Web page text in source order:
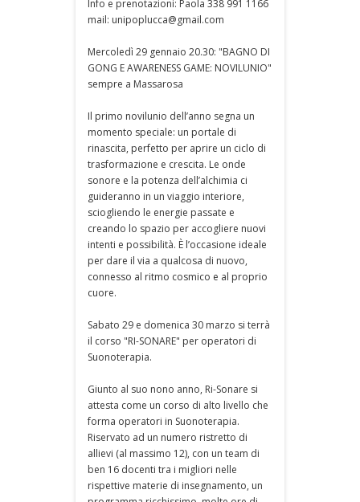
Info e prenotazioni: Paola 338 991 1166
mail: unipoplucca@gmail.com
Mercoledì 29 gennaio 20.30: "BAGNO DI
GONG E AWARENESS GAME: NOVILUNIO"
sempre a Massarosa
Il primo novilunio dell’anno segna un
momento speciale: un portale di
rinascita, perfetto per aprire un ciclo di
trasformazione e crescita. Le onde
sonore e la potenza dell’alchimia ci
guideranno in un viaggio interiore,
sciogliendo le energie passate e
creando lo spazio per accogliere nuovi
intenti e possibilità. È l’occasione ideale
per dare il via a qualcosa di nuovo,
connesso al ritmo cosmico e al proprio
cuore.
Sabato 29 e domenica 30 marzo si terrà
il corso "RI-SONARE" per operatori di
Suonoterapia.
Giunto al suo nono anno, Ri-Sonare si
attesta come un corso di alto livello che
forma operatori in Suonoterapia.
Riservato ad un numero ristretto di
allievi (al massimo 12), con un team di
ben 16 docenti tra i migliori nelle
rispettive materie di insegnamento, un